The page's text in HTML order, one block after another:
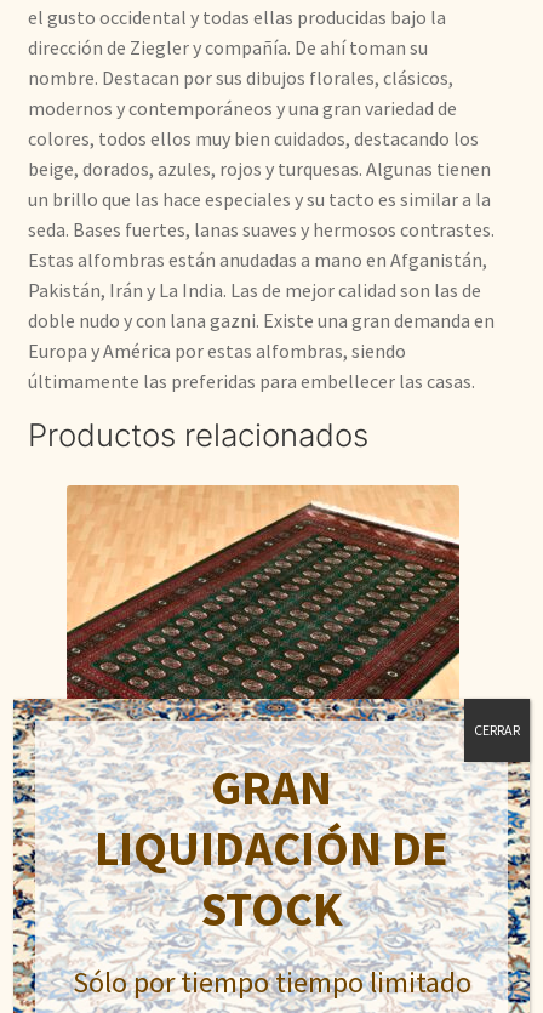
el gusto occidental y todas ellas producidas bajo la
dirección de Ziegler y compañía. De ahí toman su
nombre. Destacan por sus dibujos florales, clásicos,
modernos y contemporáneos y una gran variedad de
colores, todos ellos muy bien cuidados, destacando los
beige, dorados, azules, rojos y turquesas. Algunas tienen
un brillo que las hace especiales y su tacto es similar a la
seda. Bases fuertes, lanas suaves y hermosos contrastes.
Estas alfombras están anudadas a mano en Afganistán,
Pakistán, Irán y La India. Las de mejor calidad son las de
doble nudo y con lana gazni. Existe una gran demanda en
Europa y América por estas alfombras, siendo
últimamente las preferidas para embellecer las casas.
Productos relacionados
Bukhara
1.100,00€
El
precio
890,00€El
precio
GRAN
LIQUIDACIÓN DE
STOCK
Sólo por tiempo tiempo limitado
CERRAR